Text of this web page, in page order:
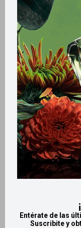
Entérate de las
Suscribite y
Llega HOY